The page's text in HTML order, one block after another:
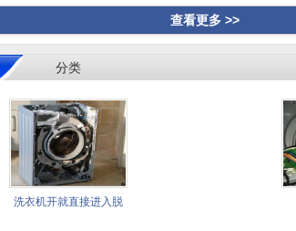
查看更多 >>
分类
洗衣机开就直接进入脱